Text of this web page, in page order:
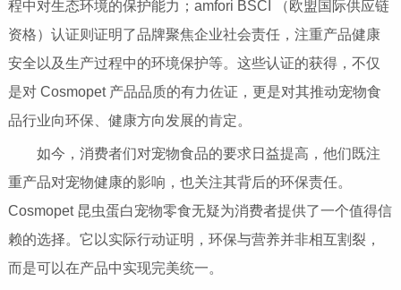
程中对生态环境的保护能力；amfori BSCI （欧盟国际供应链
资格）认证则证明了品牌聚焦企业社会责任，注重产品健康
安全以及生产过程中的环境保护等。这些认证的获得，不仅
是对 Cosmopet 产品品质的有力佐证，更是对其推动宠物食
品行业向环保、健康方向发展的肯定。
如今，消费者们对宠物食品的要求日益提高，他们既注
重产品对宠物健康的影响，也关注其背后的环保责任。
Cosmopet 昆虫蛋白宠物零食无疑为消费者提供了一个值得信
赖的选择。它以实际行动证明，环保与营养并非相互割裂，
而是可以在产品中实现完美统一。